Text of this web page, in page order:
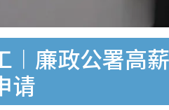
︱廉政公署高
请